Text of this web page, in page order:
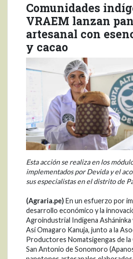
Comunidades
VRAEM lanzan
artesanal con
y cacao
Esta acción se realiza en los
implementados por Devida y el
sus especialistas en el distrito de
(Agraria.pe) En un esfuerzo por
desarrollo económico y la
Agroindustrial Indígena Asháninka
Asi Omagaro Kanuja, junto a la
Productores Nomatsigengas de la
San Antonio de Sonomoro